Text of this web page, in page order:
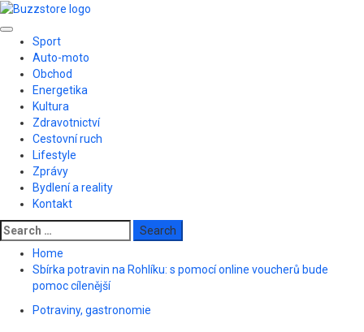
Skip
content
Primary
Menu
Sport
Auto-moto
Obchod
Energetika
Kultura
Zdravotnictví
Cestovní ruch
Lifestyle
Zprávy
Bydlení a reality
Kontakt
Search
for:
Home
Sbírka potravin na Rohlíku: s pomocí online voucherů bude
pomoc cílenější
Potraviny, gastronomie